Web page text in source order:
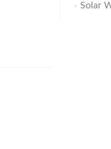
Solar